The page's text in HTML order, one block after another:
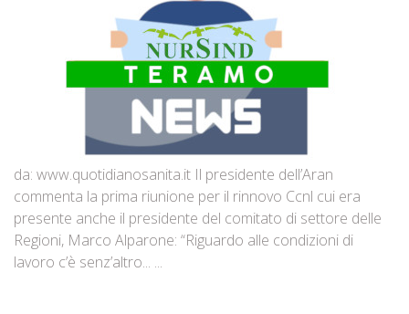
da: www.quotidianosanita.it Il presidente dell’Aran
commenta la prima riunione per il rinnovo Ccnl cui era
presente anche il presidente del comitato di settore delle
Regioni, Marco Alparone: “Riguardo alle condizioni di
lavoro c’è senz’altro... ...